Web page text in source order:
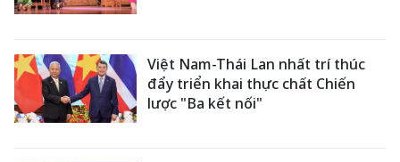
Việt Nam-Thái Lan nhất trí thúc
đẩy triển khai thực chất Chiến
lược "Ba kết nối"